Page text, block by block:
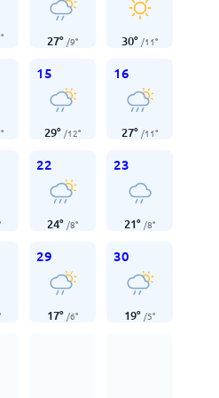
° 27° /9° 30° /11°
°
15
29° /12°
16
27° /11°
22
24° /8°
23
21° /8°
29
17° /6°
30
19° /5°